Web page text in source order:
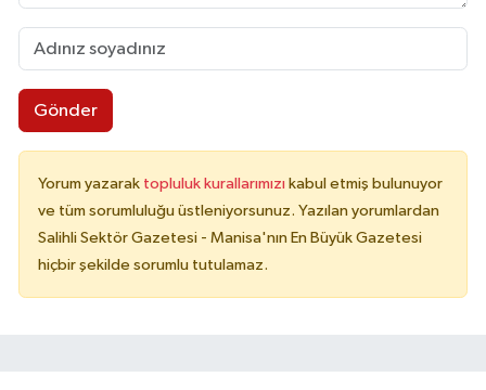
Gönder
Yorum yazarak topluluk kurallarımızı kabul etmiş bulunuyor
ve tüm sorumluluğu üstleniyorsunuz. Yazılan yorumlardan
Salihli Sektör Gazetesi - Manisa'nın En Büyük Gazetesi
hiçbir şekilde sorumlu tutulamaz.